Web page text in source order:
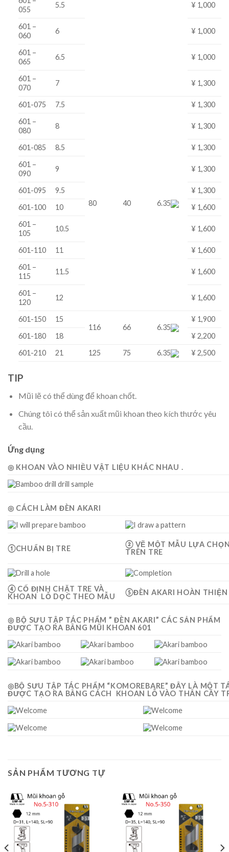
055
5.5 ¥ 1,000
601 –
060
6 ¥ 1,000
601 –
065
6.5 ¥ 1,000
601 –
070
7 ¥ 1,300
601-075 7.5
80 40 6.35
¥ 1,300
601 –
080
8 ¥ 1,300
601-085 8.5
¥ 1,300
601 –
090
9 ¥ 1,300
601-095 9.5
¥ 1,300
601-100
10
¥ 1,600
601 –
105
10.5 ¥ 1,600
601-110 11
¥ 1,600
601 –
115
11.5 ¥ 1,600
601 –
120
12 ¥ 1,600
601-150
15
116
66 6.35
¥ 1,900
601-180
18
¥ 2,200
601-210
21 125 75 6.35 ¥ 2,500
TIP
Mũi lẽ có thể dùng để khoan chốt.
Chúng tôi có thể sản xuất mũi khoan theo kích thước yêu
cầu.
Ứng dụng
◎ KHOAN VÀO NHIỀU VẬT LIỆU KHÁC NHAU .
◎ CÁCH LÀM ĐÈN AKARI
①CHUẨN BỊ TRE
② VẼ MỘT MẪU LỰA
TRÊN TRE
④ CỐ ĐỊNH CHẶT TRE VÀ
KHOAN LỖ DỌC THEO MẪU
⑤ĐÈN AKARI HOÀN THIỆN
◎ BỘ SƯU TẬP TÁC PHẨM ” ĐÈN AKARI” CÁC SẢN PHẨM
ĐƯỢC TẠO RA BẰNG MŨI KHOAN 601
◎BỘ SƯU TẬP TÁC PHẨM “KOMOREBARE” ĐÂY LÀ MỘT
ĐƯỢC TẠO RA BẰNG CÁCH KHOAN LỖ VÀO THÂN CÂY
SẢN PHẨM TƯƠNG TỰ